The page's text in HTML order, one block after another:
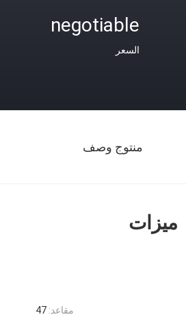
negotiable
السعر
منتوج وصف
ميزات
مقاعد: 47